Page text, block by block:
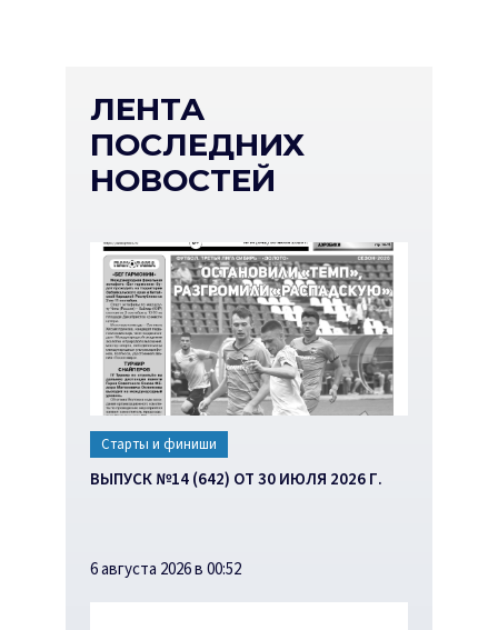
ЛЕНТА
ПОСЛЕДНИХ
НОВОСТЕЙ
Старты и финиши
ВЫПУСК №14 (642) ОТ 30 ИЮЛЯ 2026 Г.
6 августа 2026 в 00:52